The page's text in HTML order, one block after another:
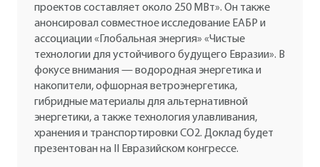
проектов составляет около 250 МВт». Он также
анонсировал совместное исследование ЕАБР и
ассоциации «Глобальная энергия» «Чистые
технологии для устойчивого будущего Евразии». В
фокусе внимания — водородная энергетика и
накопители, офшорная ветроэнергетика,
гибридные материалы для альтернативной
энергетики, а также технология улавливания,
хранения и транспортировки СО2. Доклад будет
презентован на II Евразийском конгрессе.
директор Департамента развития
электроэнергетики Министерства энергетики РФ
Андрей Максимов
Директор Фонда энергетического развития
Сергей Пикин